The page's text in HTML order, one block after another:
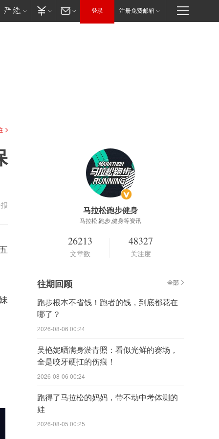
登录 注册免费邮箱
马拉松跑步健身
马拉松,跑步,健身等资讯
26213
文章数
48327
关注度
往期回顾 全部
跑步根本不省钱！跑者的钱，到底都花在
哪了？
2026-08-06 00:24
吴艳妮晒满身淤青照：看似光鲜的赛场，
全是咬牙硬扛的伤痕！
2026-08-06 00:24
跑得了马拉松的妈妈，带不动中考体测的
娃
2026-08-05 00:25